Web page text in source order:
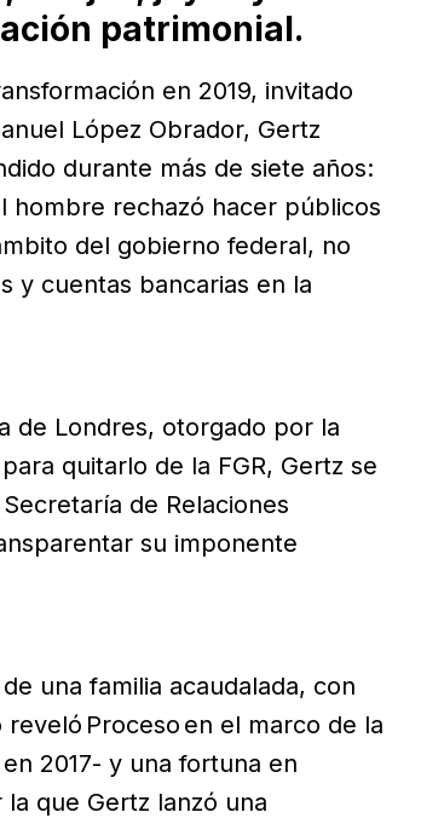
patrimonial.
en 2019, invitado
López Obrador, Gertz
durante más de siete años:
hombre rechazó hacer públicos
del gobierno federal, no
y cuentas bancarias en la
de Londres, otorgado por la
quitarlo de la FGR, Gertz se
de Relaciones
su imponente
una familia acaudalada, con
Proceso en el marco de la
2017- y una fortuna en
que Gertz lanzó una